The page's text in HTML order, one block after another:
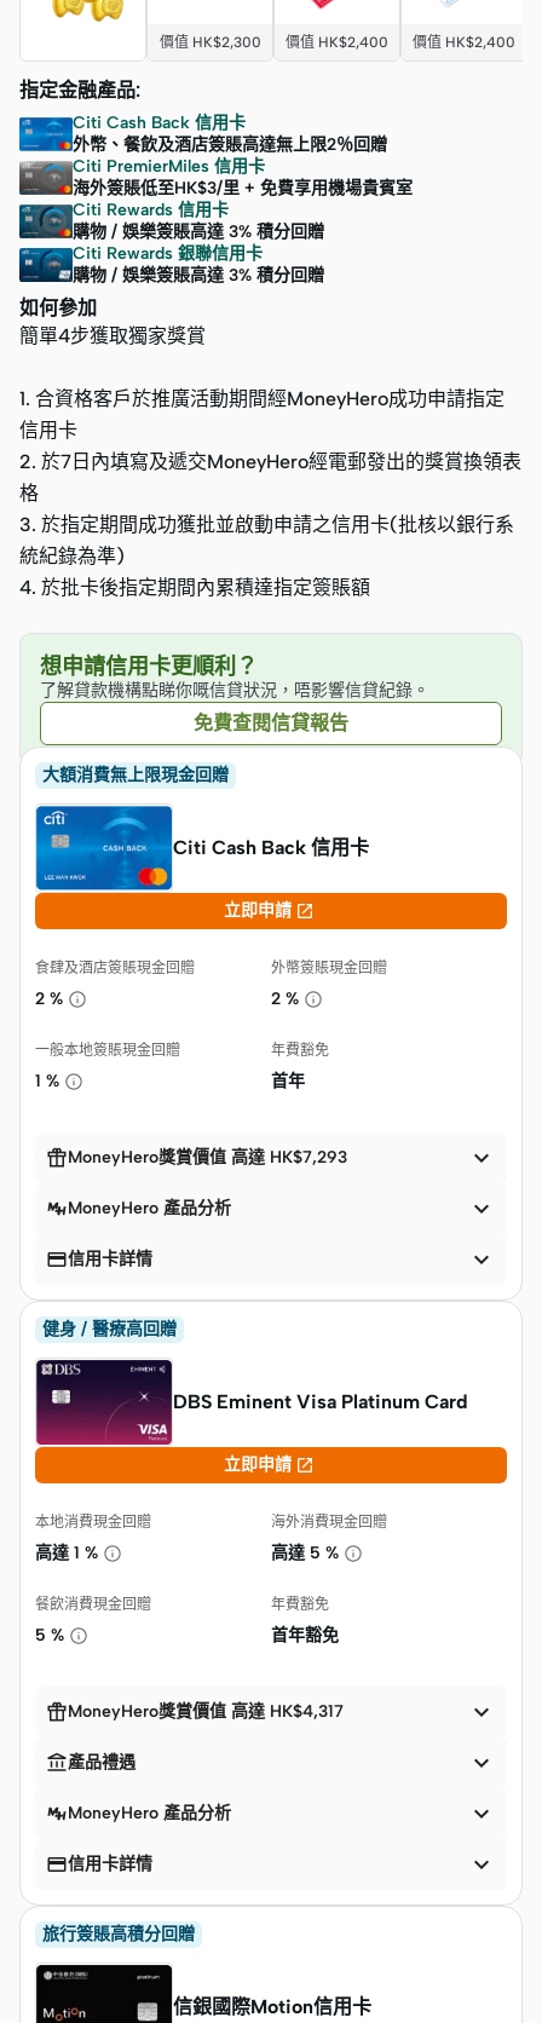
價值 HK$2,300 價值 HK$2,400 價值 HK$2,400
指定金融產品:
Citi Cash Back 信用卡
外幣、餐飲及酒店簽賬高達無上限2％回贈
Citi PremierMiles 信用卡
海外簽賬低至HK$3/里 + 免費享用機場貴賓室
Citi Rewards 信用卡
購物 / 娛樂簽賬高達 3% 積分回贈
Citi Rewards 銀聯信用卡
購物 / 娛樂簽賬高達 3% 積分回贈
如何參加
簡單4步獲取獨家獎賞
1. 合資格客戶於推廣活動期間經MoneyHero成功申請指定
信用卡
2. 於7日內填寫及遞交MoneyHero經電郵發出的獎賞換領表
格
3. 於指定期間成功獲批並啟動申請之信用卡(批核以銀行系
統紀錄為準)
4. 於批卡後指定期間內累積達指定簽賬額
想申請信用卡更順利？
了解貸款機構點睇你嘅信貸狀況，唔影響信貸紀錄。
免費查閱信貸報告
大額消費無上限現金回贈
Citi Cash Back 信用卡
立即申請 
食肆及酒店簽賬現金回贈
2 %
外幣簽賬現金回贈
2 %
一般本地簽賬現金回贈
1 %
年費豁免
首年
MoneyHero獎賞價值 高達 HK$7,293 
MoneyHero 產品分析 
信用卡詳情 
健身 / 醫療高回贈
DBS Eminent Visa Platinum Card
立即申請 
本地消費現金回贈
高達 1 %
海外消費現金回贈
高達 5 %
餐飲消費現金回贈
5 %
年費豁免
首年豁免
MoneyHero獎賞價值 高達 HK$4,317 
產品禮遇 
MoneyHero 產品分析 
信用卡詳情 
旅行簽賬高積分回贈
信銀國際Motion信用卡